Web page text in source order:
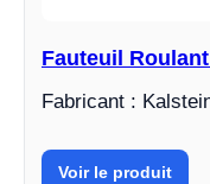
Fauteuil
Fabricant :
Voir le produit